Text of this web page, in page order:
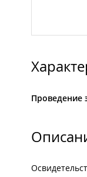
Проведение